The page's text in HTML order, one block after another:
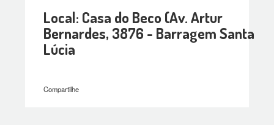
Local: Casa do Beco (Av. Artur
Bernardes, 3876 - Barragem Santa
Lúcia
Compartilhe